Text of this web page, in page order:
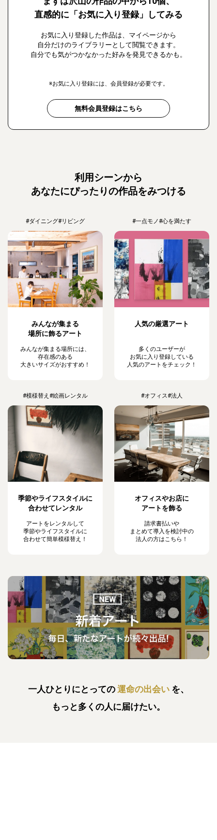
直感的に「お気に入り登録」してみる
お気に入り登録した作品は、マイページから
自分だけのライブラリーとして閲覧できます。
自分でも気がつかなかった好みを発見できるかも。
※お気に入り登録には、会員登録が必要です。
無料会員登録はこちら
利用シーンから
あなたにぴったりの作品をみつける
#ダイニング#リビング
みんなが集まる
場所に飾るアート
みんなが集まる場所には、
存在感のある
大きいサイズがおすすめ！
#一点モノ#心を満たす
人気の厳選アート
多くのユーザーが
お気に入り登録している
人気のアートをチェック！
#模様替え #絵画レンタル
季節やライフスタイルに
合わせてレンタル
アートをレンタルして
季節やライフスタイルに
合わせて簡単模様替え！
#オフィス#法人
オフィスやお店に
アートを飾る
請求書払いや
まとめて導入を検討中の
法人の方はこちら！
一人ひとりにとっての運命の出会い を、
もっと多くの人に届けたい。